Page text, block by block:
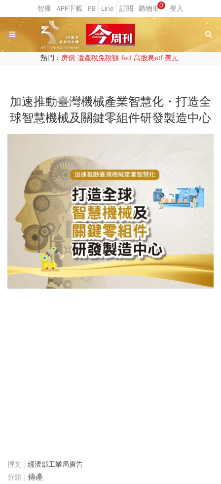
0
熱門： 房價 遺產稅免稅額 fed 高股息etf 美元
加速推動臺灣機械產業智慧化・打造全
球智慧機械及關鍵零組件研發製造中心
經濟部工業局廣告
傳產